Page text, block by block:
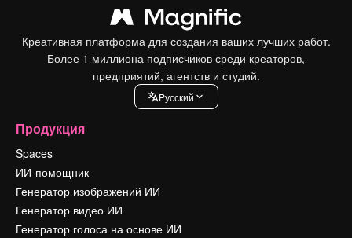
Креативная платформа для создания ваших лучших работ.
Более 1 миллиона подписчиков среди креаторов,
предприятий, агентств и студий.
Pусский
Продукция
Spaces
ИИ-помощник
Генератор изображений ИИ
Генератор видео ИИ
Генератор голоса на основе ИИ